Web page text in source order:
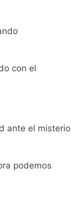
con el
ante el misterio
podemos